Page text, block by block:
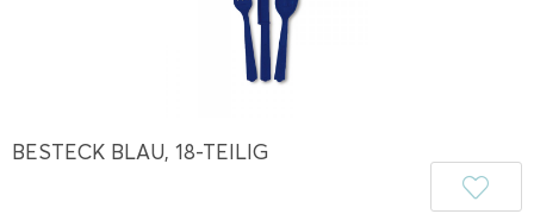
BESTECK BLAU, 18-TEILIG